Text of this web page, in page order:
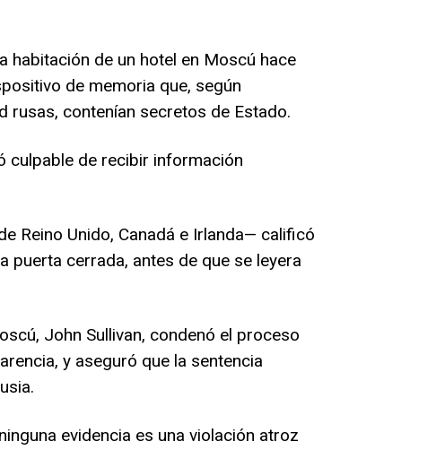
habitación de un hotel en Moscú hace
de memoria que, según
rusas, contenían secretos de Estado.
culpable de recibir información
Reino Unido, Canadá e Irlanda— calificó
puerta cerrada, antes de que se leyera
John Sullivan, condenó el proceso
y aseguró que la sentencia
evidencia es una violación atroz